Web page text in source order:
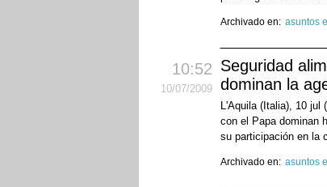
Archivado en: asuntos
10:52
10/07/2009
Seguridad
dominan la
L'Aquila (Italia), 10 jul
con el Papa dominan
su participación en la
Archivado en: asuntos